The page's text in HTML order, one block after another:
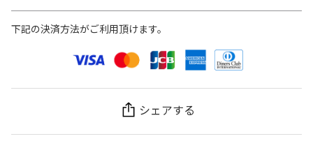
下記の決済方法がご利用頂けます。
シェアする